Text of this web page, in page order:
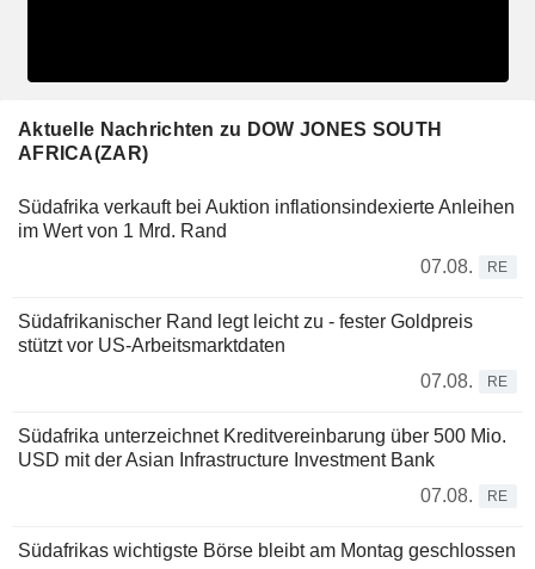
Aktuelle Nachrichten zu DOW JONES SOUTH
AFRICA(ZAR)
Südafrika verkauft bei Auktion inflationsindexierte Anleihen
im Wert von 1 Mrd. Rand
07.08.
RE
Südafrikanischer Rand legt leicht zu - fester Goldpreis
stützt vor US-Arbeitsmarktdaten
07.08.
RE
Südafrika unterzeichnet Kreditvereinbarung über 500 Mio.
USD mit der Asian Infrastructure Investment Bank
07.08.
RE
Südafrikas wichtigste Börse bleibt am Montag geschlossen